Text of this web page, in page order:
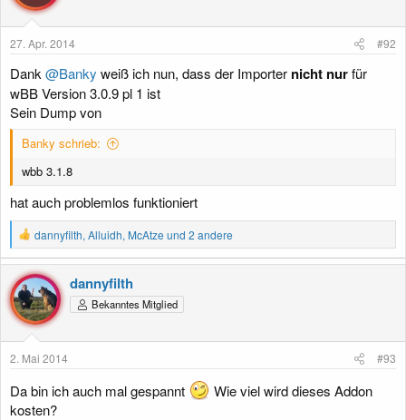
27. Apr. 2014 #92
Dank @Banky weiß ich nun, dass der Importer nicht nurfür
wBB Version 3.0.9 pl 1 ist
Sein Dump von
Banky schrieb:
wbb 3.1.8
hat auch problemlos funktioniert
R
e
a
k
t
i
o
n
n
dannyfilth, Alluidh, McAtze und 2 andere
dannyfilth
Bekanntes Mitglied
2. Mai 2014 #93
Da bin ich auch mal gespannt
Wie viel wird dieses Addon
kosten?